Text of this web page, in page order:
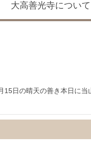
大高善光寺について
日の晴天の善き本日に